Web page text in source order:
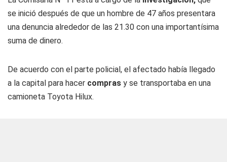
se inició después de que un hombre de 47 años presentara
una denuncia alrededor de las 21.30 con una importantísima
suma de dinero.
De acuerdo con el parte policial, el afectado había llegado
a la capital para hacer compras y se transportaba en una
camioneta Toyota Hilux.